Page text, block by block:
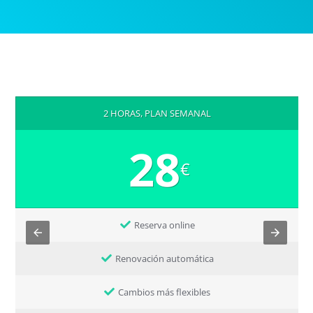
2 HORAS, PLAN SEMANAL
28€
Reserva online
Renovación automática
Cambios más flexibles